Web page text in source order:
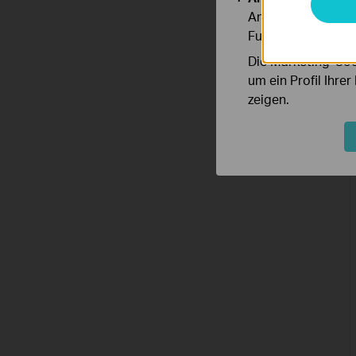
Analyse-Cookies
Funktionsweise
Die Marketing-
um ein Profil Ihrer
zeigen.